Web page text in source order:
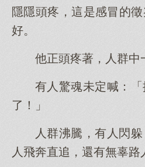
隱隱頭疼，這是感冒的
好。
他正頭疼著，人群中
有人驚魂未定喊：
了！」
人群沸騰，有人閃
人飛奔直追，還有無辜路